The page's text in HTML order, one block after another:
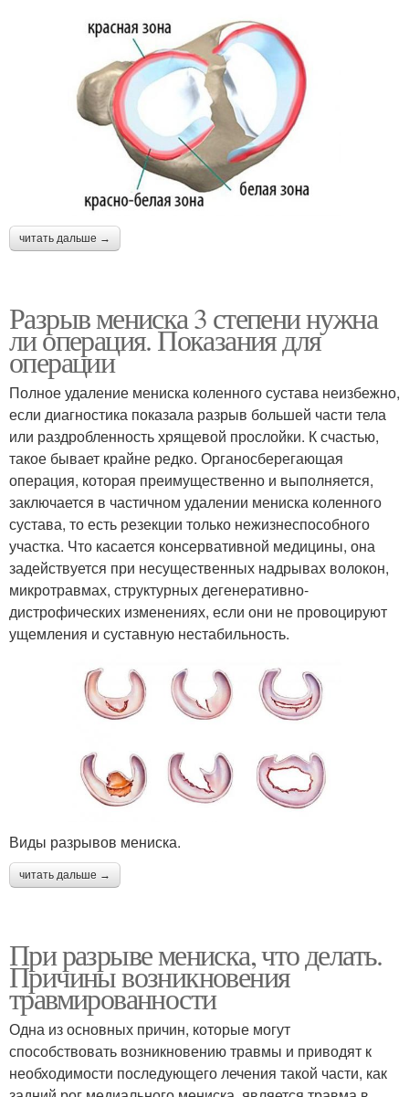
читать дальше →
Разрыв мениска 3 степени нужна
ли операция. Показания для
операции
Полное удаление мениска коленного сустава неизбежно,
если диагностика показала разрыв большей части тела
или раздробленность хрящевой прослойки. К счастью,
такое бывает крайне редко. Органосберегающая
операция, которая преимущественно и выполняется,
заключается в частичном удалении мениска коленного
сустава, то есть резекции только нежизнеспособного
участка. Что касается консервативной медицины, она
задействуется при несущественных надрывах волокон,
микротравмах, структурных дегенеративно-
дистрофических изменениях, если они не провоцируют
ущемления и суставную нестабильность.
Виды разрывов мениска.
читать дальше →
При разрыве мениска, что делать.
Причины возникновения
травмированности
Одна из основных причин, которые могут
способствовать возникновению травмы и приводят к
необходимости последующего лечения такой части, как